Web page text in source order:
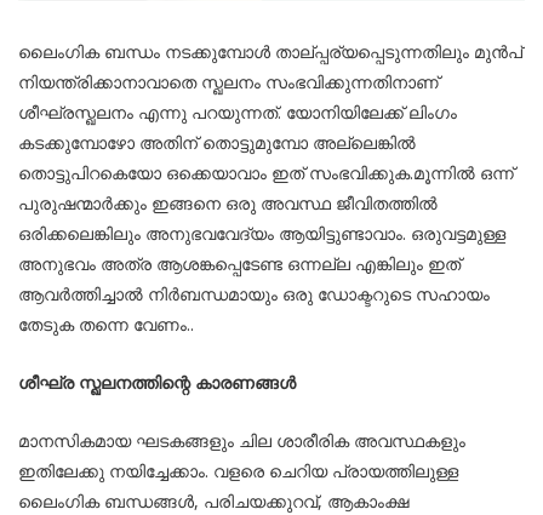
ലൈംഗിക ബന്ധം നടക്കുമ്പോള്‍ താല്പ്പര്യപ്പെടുന്നതിലും മുന്‍പ്
നിയന്ത്രിക്കാനാവാതെ സ്ഖലനം സംഭവിക്കുന്നതിനാണ്
ശീഘ്രസ്ഖലനം എന്നു പറയുന്നത്. യോനിയിലേക്ക് ലിംഗം
കടക്കുമ്പോഴോ അതിന് തൊട്ടുമുമ്പോ അല്ലെങ്കിൽ
തൊട്ടുപിറകെയോ ഒക്കെയാവാം ഇത് സംഭവിക്കുക.മൂന്നില്‍ ഒന്ന്
പുരുഷന്മാര്‍ക്കും ഇങ്ങനെ ഒരു അവസ്ഥ ജീവിതത്തില്‍
ഒരിക്കലെങ്കിലും അനുഭവവേദ്യം ആയിട്ടുണ്ടാവാം. ഒരുവട്ടമുള്ള
അനുഭവം അത്ര ആശങ്കപ്പെടേണ്ട ഒന്നല്ല എങ്കിലും ഇത്
ആവര്‍ത്തിച്ചാല്‍ നിര്‍ബന്ധമായും ഒരു ഡോക്ടറുടെ സഹായം
തേടുക തന്നെ വേണം..
ശീഘ്ര സ്ഖലനത്തിന്റെ കാരണങ്ങള്‍
മാനസികമായ ഘടകങ്ങളും ചില ശാരീരിക അവസ്ഥകളും
ഇതിലേക്കു നയിച്ചേക്കാം. വളരെ ചെറിയ പ്രായത്തിലുള്ള
ലൈംഗിക ബന്ധങ്ങള്‍, പരിചയക്കുറവ്, ആകാംക്ഷ